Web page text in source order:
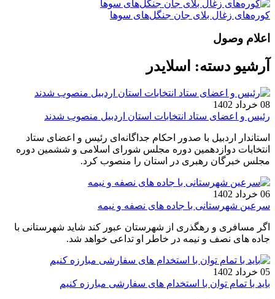
کوره‌های زغال بلای جان جنگل‌های سوها
اعلام وصول
آرشیو دسته: اسلایدر
08 خرداد 1402
رئیس و اعضای ستاد انتخابات استان اردبیل منصوب شدند
استاندار اردبیل با صدور احکام جداگانه‌ای رئیس و اعضای ستاد
انتخابات دوازدهمین دوره مجلس شورای اسلامی و ششمین دوره
مجلس خبرگان رهبری در استان را منصوب کرد.
06 خرداد 1402
سرعین شهرستانی با جاده های نصفه و نیمه
اگر مسافری و رهگذری از شهرستان عبور کند شاید شهرستانی با
جاده های نصف و نیمه در خاطر او تداعی خواهد شد.
05 خرداد 1402
باید با تمام توان با استخدام های سفارشی مبارزه کنیم